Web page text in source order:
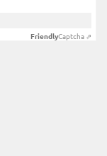
FriendlyCaptcha ⇗